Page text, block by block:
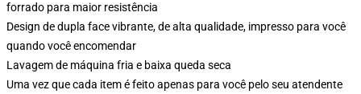
forrado para maior resistência
Design de dupla face vibrante, de alta qualidade, impresso para você
quando você encomendar
Lavagem de máquina fria e baixa queda seca
Uma vez que cada item é feito apenas para você pelo seu atendente